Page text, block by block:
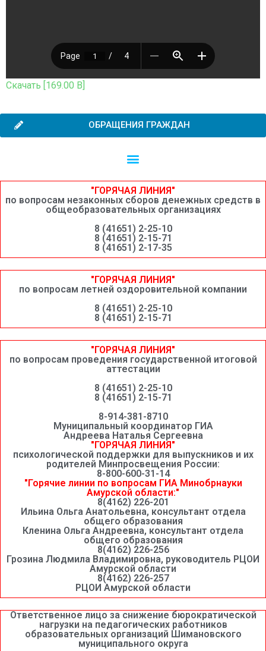
Скачать [169.00 B]
ОБРАЩЕНИЯ ГРАЖДАН
"ГОРЯЧАЯ ЛИНИЯ"
по вопросам незаконных сборов денежных средств в
общеобразовательных организациях
8 (41651) 2-25-10
8 (41651) 2-15-71
8 (41651) 2-17-35
"ГОРЯЧАЯ ЛИНИЯ"
по вопросам летней оздоровительной компании
8 (41651) 2-25-10
8 (41651) 2-15-71
"ГОРЯЧАЯ ЛИНИЯ"
по вопросам проведения государственной итоговой
аттестации
8 (41651) 2-25-10
8 (41651) 2-15-71
8-914-381-8710
Муниципальный координатор ГИА
Андреева Наталья Сергеевна
"ГОРЯЧАЯ ЛИНИЯ"
психологической поддержки для выпускников и их
родителей Минпросвещения России:
8-800-600-31-14
"Горячие линии по вопросам ГИА Минобрнауки
Амурской области:"
8(4162) 226-201
Ильина Ольга Анатольевна, консультант отдела
общего образования
Кленина Ольга Андреевна, консультант отдела
общего образования
8(4162) 226-256
Грозина Людмила Владимировна, руководитель РЦОИ
Амурской области
8(4162) 226-257
РЦОИ Амурской области
Ответственное лицо за снижение бюрократической
нагрузки на педагогических работников
образовательных организаций Шимановского
муниципального округа